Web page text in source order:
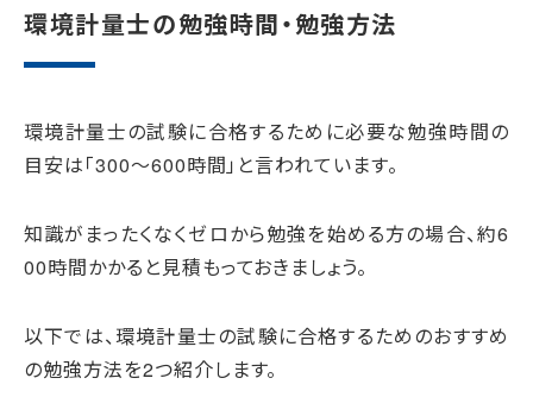
環境計量士の勉強時間・勉強方法
環境計量士の試験に合格するために必要な勉強時間の
目安は「300〜600時間」と言われています。
知識がまったくなくゼロから勉強を始める方の場合、約6
00時間かかると見積もっておきましょう。
以下では、環境計量士の試験に合格するためのおすすめ
の勉強方法を2つ紹介します。